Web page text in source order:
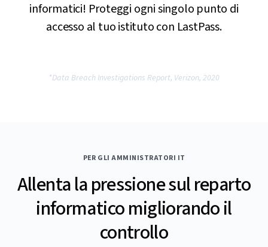
informatici! Proteggi ogni singolo punto di
accesso al tuo istituto con LastPass.
*Data Breach Investigations Report, Verizon, 2020
PER GLI AMMINISTRATORI IT
Allenta la pressione sul reparto
informatico migliorando il
controllo